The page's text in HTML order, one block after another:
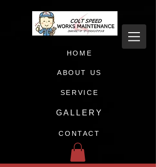
HOME
ABOUT US
SERVICE
GALLERY
CONTACT